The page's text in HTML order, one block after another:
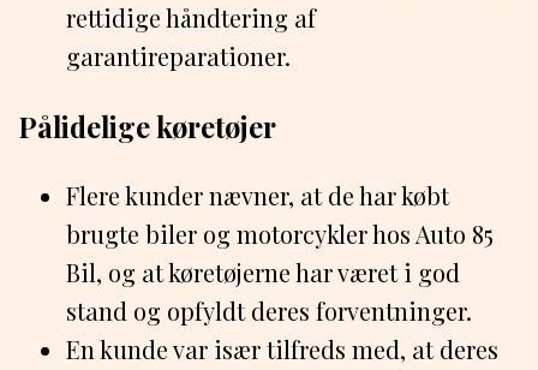
rettidige håndtering af
garantireparationer.
Pålidelige køretøjer
Flere kunder nævner, at de har købt
brugte biler og motorcykler hos Auto 85
Bil, og at køretøjerne har været i god
stand og opfyldt deres forventninger.
En kunde var især tilfreds med, at deres